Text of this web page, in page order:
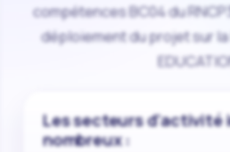
compétences BC04 du
déploiement du projet sur la
Les secteurs d'activité
nombreux :